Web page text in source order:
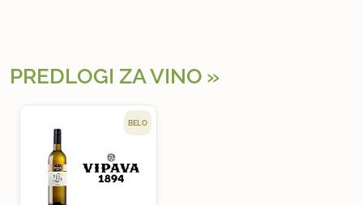
PREDLOGI ZA VINO
BELO